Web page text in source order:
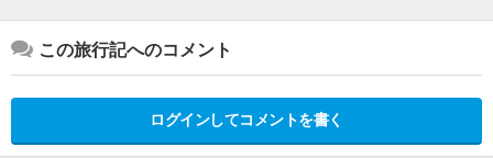
この旅行記へのコメント
ログインしてコメントを書く